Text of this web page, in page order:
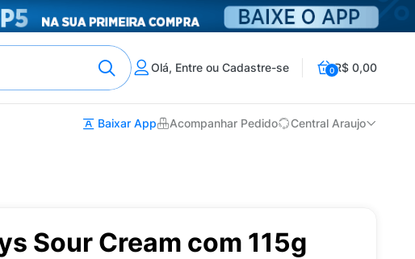
Olá, Entre ou Cadastre-se 0R$ 0,00
Baixar App Acompanhar Pedido Central Araujo
Sour Cream com 115g